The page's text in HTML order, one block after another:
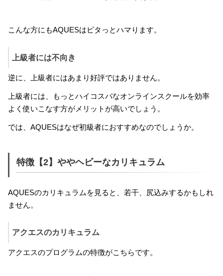
こんな方にもAQUESはピタっとハマります。
上級者には不向き
逆に、上級者にはあまり好評ではありません。
上級者には、もっとハイコスパなオンラインスクールを効率
よく使いこなす方がメリットが高いでしょう。
では、AQUESはなぜ初級者におすすめなのでしょうか。
特徴【2】ややヘビーなカリキュラム
AQUESのカリキュラムを見ると、若干、尻込みするかもしれ
ません。
アクエスのカリキュラム
アクエスのプログラムの特徴がこちらです。